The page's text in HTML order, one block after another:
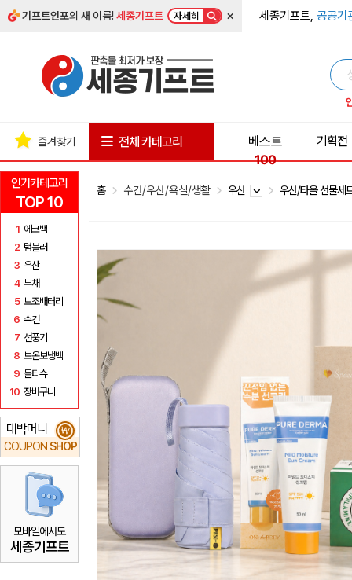
기프트인포의 새 이름!세종기프트 자세히 × 세종기프트, 공공기
인기카테고리
TOP 10
1 에코백
2 텀블러
3 우산
4 부채
5 보조배터리
6 수건
7 선풍기
8 보온보냉백
9 물티슈
10 장바구니
대박머니
COUPON SHOP
₩
모바일에서도
세종기프트
즐겨찾기 전체 카테고리
베스트
100
기획전
홈 수건/우산/욕실/생활 우산 우산/타올 선물세